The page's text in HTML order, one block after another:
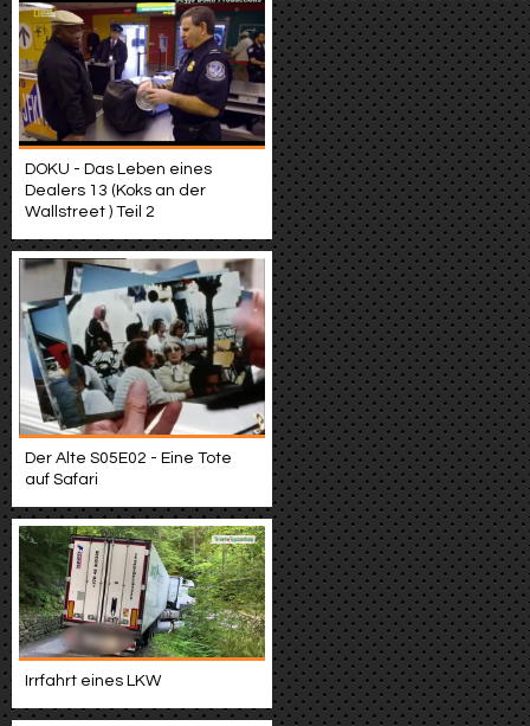
DOKU - Das Leben eines
Dealers 13 (Koks an der
Wallstreet ) Teil 2
Der Alte S05E02 - Eine Tote
auf Safari
Irrfahrt eines LKW